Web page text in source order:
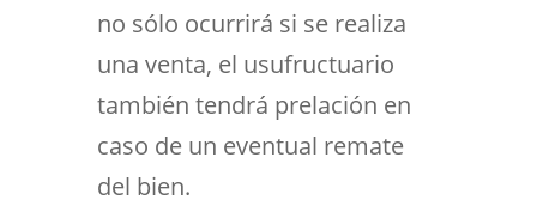
no sólo ocurrirá si se realiza
una venta, el usufructuario
también tendrá prelación en
caso de un eventual remate
del bien.